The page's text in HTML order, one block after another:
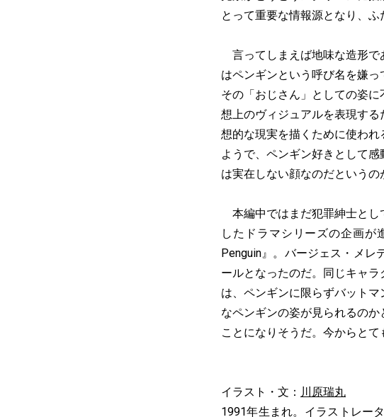
とって重要な情報源となり、
言ってしまえば地味な造形で
はペンギンという呼び名を嫌
その「おじさん」としての姿
想上のヴィジュアルを表現す
想的な現実を描くために使わ
ようで、ペンギン好きとして
は実在しない顔なのだというの
本編中ではまだ犯罪紳士とし
したドラマシリーズの企画が
Penguin』。バージェス・メレ
ールとなったのだ。同じキャ
は、ペンギンに限らずバット
なペンギンの姿が見られるの
ことになりそうだ。今からとて
イラスト・文： 川原瑞丸
1991年生まれ。イラストレー